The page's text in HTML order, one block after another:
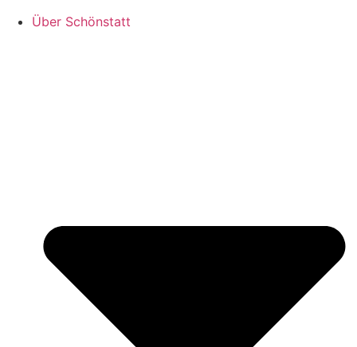
Über Schönstatt